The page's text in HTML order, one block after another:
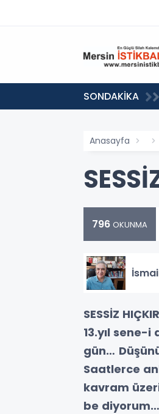
SONDAKİKA
Yolculuğuna Uğurladı
Anasayfa
796 OKUNMA
SESSİZ
13.yıl sene-
gün…
Saatlerce
kavram
be